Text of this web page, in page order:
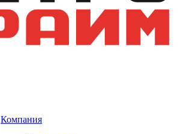
Компания